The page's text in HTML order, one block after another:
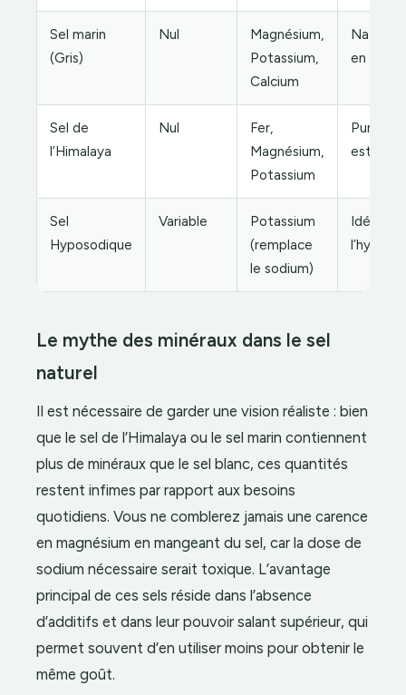
Sel marin
(Gris)
Nul
Magnésium,
Potassium,
Calcium
Naturel,
en
Sel de
l’Himalaya
Nul
Fer,
Magnésium,
Potassium
Pureté,
Sel
Hyposodique
Variable
Potassium
(remplace
le sodium)
Idéal
Le mythe des minéraux dans le sel
naturel
Il est nécessaire de garder une vision réaliste : bien
que le sel de l’Himalaya ou le sel marin contiennent
plus de minéraux que le sel blanc, ces quantités
restent infimes par rapport aux besoins
quotidiens. Vous ne comblerez jamais une carence
en magnésium en mangeant du sel, car la dose de
sodium nécessaire serait toxique. L’avantage
principal de ces sels réside dans l’absence
d’additifs et dans leur pouvoir salant supérieur, qui
permet souvent d’en utiliser moins pour obtenir le
même goût.